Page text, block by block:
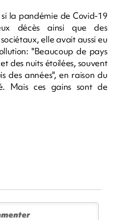
la pandémie de Covid-19
décès ainsi que des
elle avait aussi eu
"Beaucoup de pays
des nuits étoilées, souvent
des années", en raison du
Mais ces gains sont de